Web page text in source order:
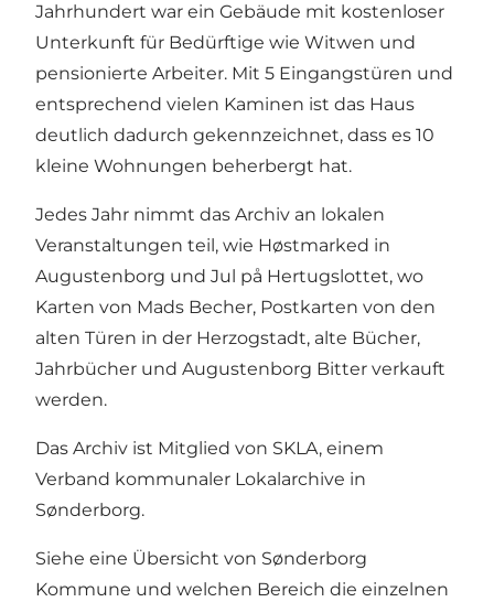
Jahrhundert war ein Gebäude mit kostenloser
Unterkunft für Bedürftige wie Witwen und
pensionierte Arbeiter. Mit 5 Eingangstüren und
entsprechend vielen Kaminen ist das Haus
deutlich dadurch gekennzeichnet, dass es 10
kleine Wohnungen beherbergt hat.
Jedes Jahr nimmt das Archiv an lokalen
Veranstaltungen teil, wie Høstmarked in
Augustenborg und Jul på Hertugslottet, wo
Karten von Mads Becher, Postkarten von den
alten Türen in der Herzogstadt, alte Bücher,
Jahrbücher und Augustenborg Bitter verkauft
werden.
Das Archiv ist Mitglied von SKLA, einem
Verband kommunaler Lokalarchive in
Sønderborg.
Siehe eine Übersicht von Sønderborg
Kommune und welchen Bereich die einzelnen